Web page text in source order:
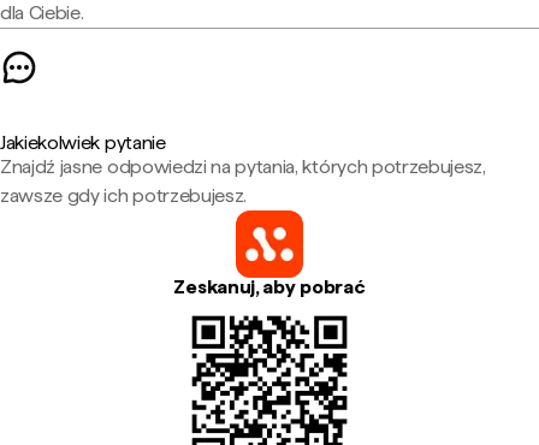
dla Ciebie.
Jakiekolwiek pytanie
Znajdź jasne odpowiedzi na pytania, których potrzebujesz,
zawsze gdy ich potrzebujesz.
Zeskanuj, aby pobrać